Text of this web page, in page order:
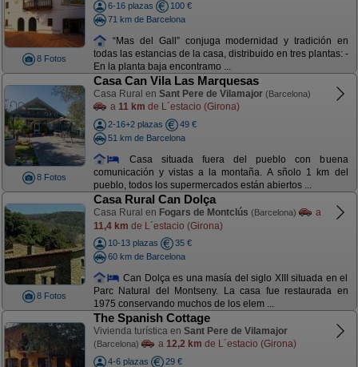
8 Fotos
6-16 plazas
100 €
71 km de Barcelona
“Mas del Gall” conjuga modernidad y tradición en
todas las estancias de la casa, distribuido en tres plantas: -
En la planta baja encontramo ...
8 Fotos
Casa Can Vila Las Marquesas
Casa Rural en Sant Pere de Vilamajor (Barcelona)
a 11 km de L´estacio (Girona)
2-16+2 plazas
49 €
51 km de Barcelona
Casa situada fuera del pueblo con buena
comunicación y vistas a la montaña. A sñolo 1 km del
pueblo, todos los supermercados están abiertos ...
8 Fotos
Casa Rural Can Dolça
Casa Rural en Fogars de Montclús (Barcelona)
a
11,4 km de L´estacio (Girona)
10-13 plazas
35 €
60 km de Barcelona
Can Dolça es una masía del siglo XIII situada en el
Parc Natural del Montseny. La casa fue restaurada en
1975 conservando muchos de los elem ...
The Spanish Cottage
Vivienda turística en Sant Pere de Vilamajor
(Barcelona) a 12,2 km de L´estacio (Girona)
4-6 plazas
29 €